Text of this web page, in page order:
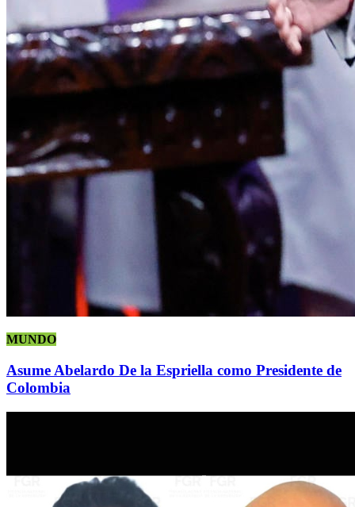
MUNDO
Asume Abelardo De la Espriella como Presidente de
Colombia